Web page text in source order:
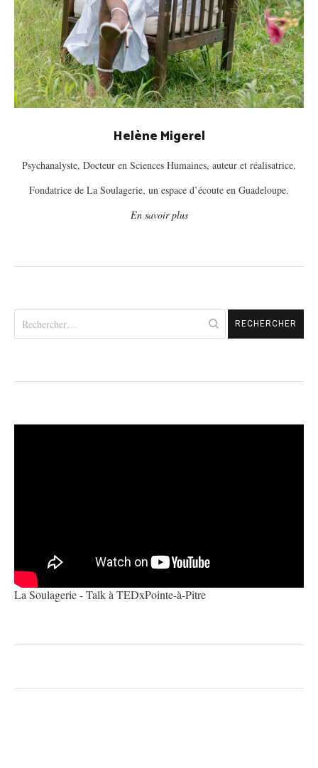
Helène Migerel
Psychanalyste, Docteur en Sciences Humaines, auteur et réalisatrice.
Fondatrice de La Soulagerie, un espace d’écoute en Guadeloupe.
En savoir plus
La Soulagerie - Talk à TEDxPointe-à-Pitre